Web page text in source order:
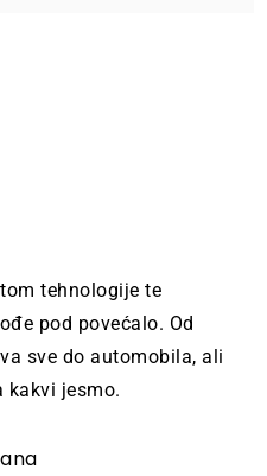
tehnologije te
pod povećalo. Od
sve do automobila, ali
kakvi jesmo.